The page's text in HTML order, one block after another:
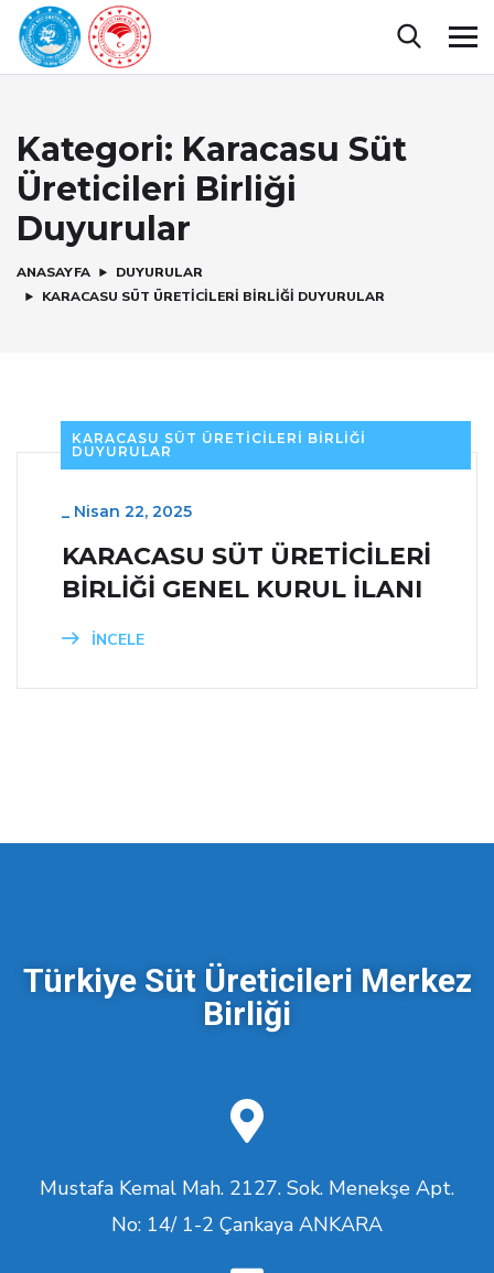
Kategori: Karacasu Süt
Üreticileri Birliği
Duyurular
ANASAYFA
DUYURULAR
KARACASU SÜT ÜRETICILERI BIRLIĞI DUYURULAR
KARACASU SÜT ÜRETICILERI BIRLIĞI
DUYURULAR
_ Nisan 22, 2025
KARACASU SÜT ÜRETİCİLERİ
BİRLİĞİ GENEL KURUL İLANI
İNCELE
Türkiye Süt Üreticileri Merkez
Birliği
Mustafa Kemal Mah. 2127. Sok. Menekşe Apt.
No: 14/ 1-2 Çankaya ANKARA